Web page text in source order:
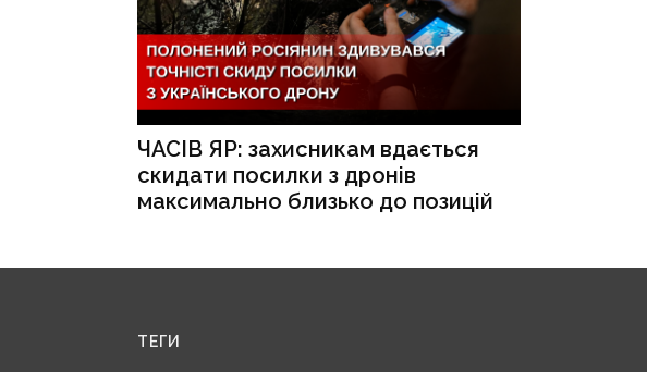
ЧАСІВ ЯР: захисникам вдається
скидати посилки з дронів
максимально близько до позицій
ТЕГИ